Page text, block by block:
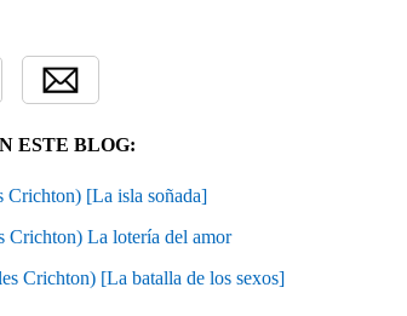
ESTE BLOG:
[La isla soñada]
La lotería del amor
Crichton) [La batalla de los sexos]